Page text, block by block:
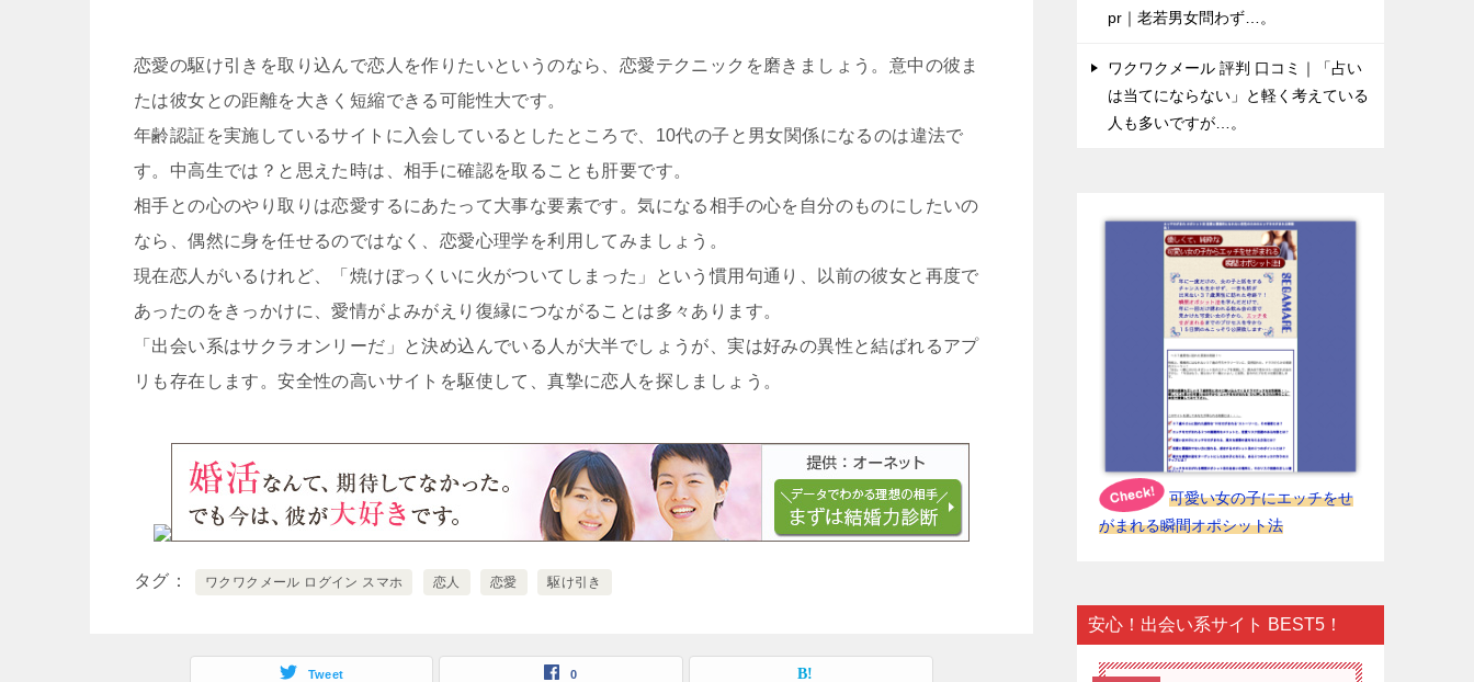
恋愛の駆け引きを取り込んで恋人を作りたいというのなら、恋愛テクニックを磨きましょう。意中の彼ま
たは彼女との距離を大きく短縮できる可能性大です。
年齢認証を実施しているサイトに入会しているとしたところで、10代の子と男女関係になるのは違法で
す。中高生では？と思えた時は、相手に確認を取ることも肝要です。
相手との心のやり取りは恋愛するにあたって大事な要素です。気になる相手の心を自分のものにしたいの
なら、偶然に身を任せるのではなく、恋愛心理学を利用してみましょう。
現在恋人がいるけれど、「焼けぼっくいに火がついてしまった」という慣用句通り、以前の彼女と再度で
あったのをきっかけに、愛情がよみがえり復縁につながることは多々あります。
「出会い系はサクラオンリーだ」と決め込んでいる人が大半でしょうが、実は好みの異性と結ばれるアプ
リも存在します。安全性の高いサイトを駆使して、真摯に恋人を探しましょう。
タグ ワクワクメール ログイン スマホ 恋人 恋愛 駆け引き
Tweet 0
pr｜老若男女問わず…。
ワクワクメール 評判 口コミ｜「占い
は当てにならない」と軽く考えている
人も多いですが…。
可愛い女の子にエッチをせ
がまれる瞬間オポシット法
安心！出会い系サイト BEST5！